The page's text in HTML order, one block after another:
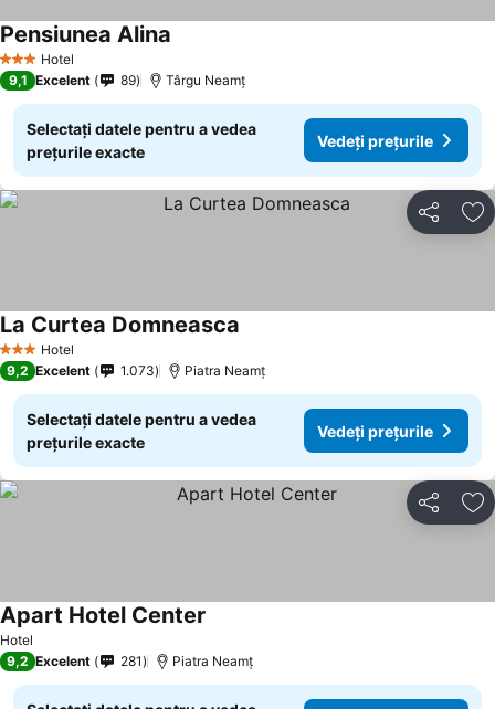
3 SteleHotel
Pensiunea Alina
9,1 Excelent 89 Târgu Neamţ
Selectați datele pentru a vedea
prețurile exacte
Vedeți prețurile
Distribuiți
3 SteleHotel
La Curtea Domneasca
9,2 Excelent 1.073 Piatra Neamț
Selectați datele pentru a vedea
prețurile exacte
Vedeți prețurile
Distribuiți
Hotel
Apart Hotel Center
9,2 Excelent 281 Piatra Neamț